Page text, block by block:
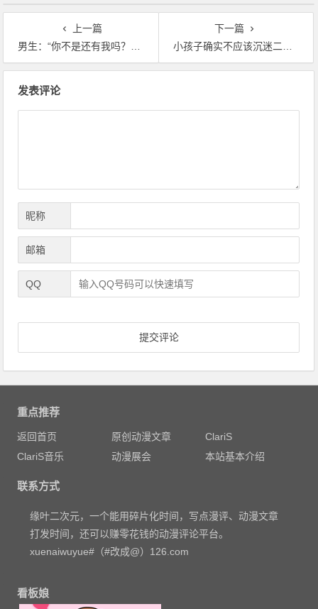
上一篇
男生：“你不是还有我吗？”，这恋爱也太甜了吧
下一篇
小孩子确实不应该沉迷二次元！
发表评论
昵称
邮箱
QQ
重点推荐
返回首页 原创动漫文章
ClariS
ClariS音乐
动漫展会 本站基本介绍
联系方式
缘叶二次元，一个能用碎片化时间，写点漫评、动漫文章
打发时间，还可以赚零花钱的动漫评论平台。
xuenaiwuyue#（#改成@）126.com
看板娘